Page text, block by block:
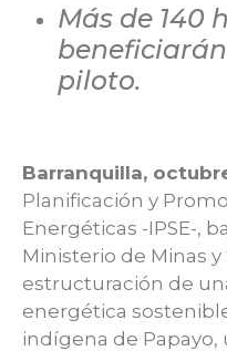
Más de 140
piloto.
Barranquilla,
Planificación y
Energéticas -IPSE-,
Ministerio de Minas
estructuración de
energética
indígena de